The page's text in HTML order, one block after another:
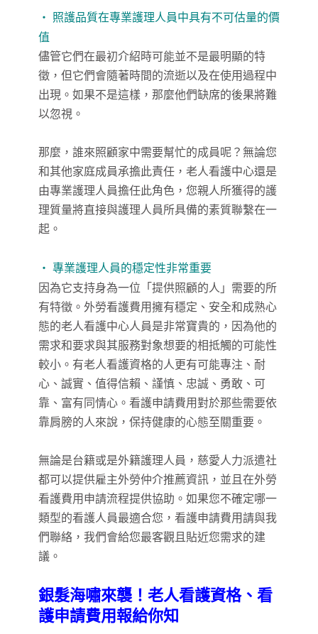
‧ 照護品質在專業護理人員中具有不可估量的價
值
儘管它們在最初介紹時可能並不是最明顯的特
徵，但它們會隨著時間的流逝以及在使用過程中
出現。如果不是這樣，那麼他們缺席的後果將難
以忽視。
那麼，誰來照顧家中需要幫忙的成員呢？無論您
和其他家庭成員承擔此責任，老人看護中心還是
由專業護理人員擔任此角色，您親人所獲得的護
理質量將直接與護理人員所具備的素質聯繫在一
起。
‧ 專業護理人員的穩定性非常重要
因為它支持身為一位「提供照顧的人」需要的所
有特徵。外勞看護費用擁有穩定、安全和成熟心
態的老人看護中心人員是非常寶貴的，因為他的
需求和要求與其服務對象想要的相抵觸的可能性
較小。有老人看護資格的人更有可能專注、耐
心、誠實、值得信賴、謹慎、忠誠、勇敢、可
靠、富有同情心。看護申請費用對於那些需要依
靠肩膀的人來說，保持健康的心態至關重要。
無論是台籍或是外籍護理人員，慈愛人力派遣社
都可以提供雇主外勞仲介推薦資訊，並且在外勞
看護費用申請流程提供協助。如果您不確定哪一
類型的看護人員最適合您，看護申請費用請與我
們聯絡，我們會給您最客觀且貼近您需求的建
議。
銀髮海嘯來襲！老人看護資格、看
護申請費用報給你知